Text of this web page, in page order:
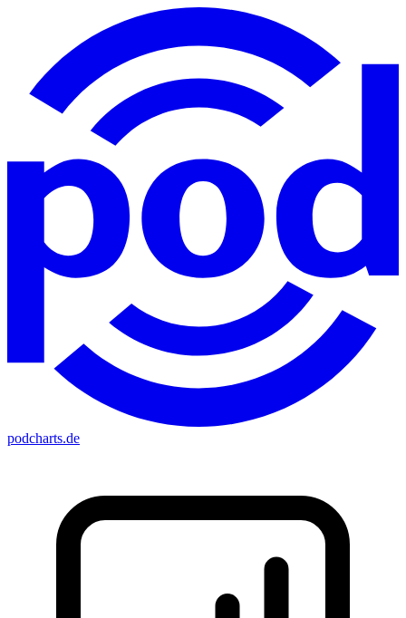
podcharts.de